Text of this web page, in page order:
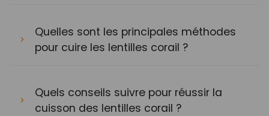
Quelles sont les principales méthodes
pour cuire les lentilles corail ?
Quels conseils suivre pour réussir la
cuisson des lentilles corail ?